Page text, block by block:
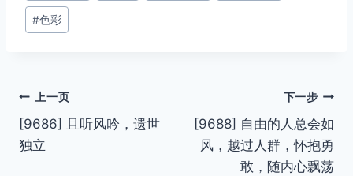
签：
#色彩
文
章
上一页
[9686] 且听风吟，遗世
独立
下一步
[9688] 自由的人总会如
风，越过人群，怀抱勇
敢，随内心飘荡